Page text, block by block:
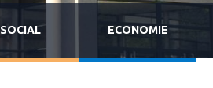
SOCIAL ECONOMIE